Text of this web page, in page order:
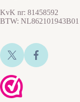
KvK nr: 81458592
BTW: NL862101943B01